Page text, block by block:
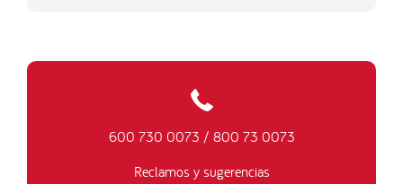
600 730 0073 / 800 73 0073
Reclamos y sugerencias